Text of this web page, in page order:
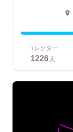
コレクター
1226 人